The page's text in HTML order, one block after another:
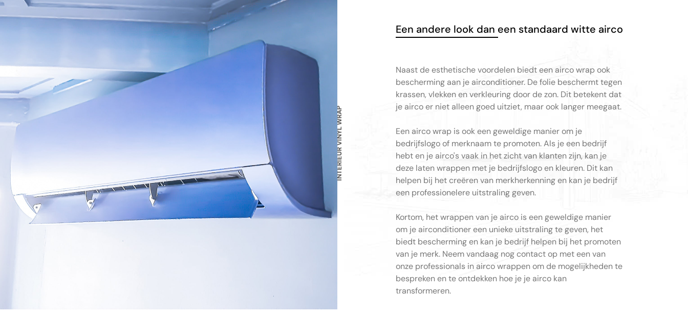
INTERIEUR VINYL WRAP
Een andere look dan een standaard witte airco
Naast de esthetische voordelen biedt een airco wrap ook
bescherming aan je airconditioner. De folie beschermt tegen
krassen, vlekken en verkleuring door de zon. Dit betekent dat
je airco er niet alleen goed uitziet, maar ook langer meegaat.
Een airco wrap is ook een geweldige manier om je
bedrijfslogo of merknaam te promoten. Als je een bedrijf
hebt en je airco's vaak in het zicht van klanten zijn, kan je
deze laten wrappen met je bedrijfslogo en kleuren. Dit kan
helpen bij het creëren van merkherkenning en kan je bedrijf
een professionelere uitstraling geven.
Kortom, het wrappen van je airco is een geweldige manier
om je airconditioner een unieke uitstraling te geven, het
biedt bescherming en kan je bedrijf helpen bij het promoten
van je merk. Neem vandaag nog contact op met een van
onze professionals in airco wrappen om de mogelijkheden te
bespreken en te ontdekken hoe je je airco kan
transformeren.